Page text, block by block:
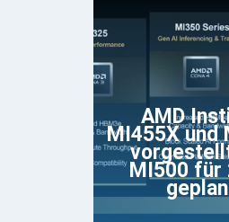
AMD
MI455X und
MI500 für